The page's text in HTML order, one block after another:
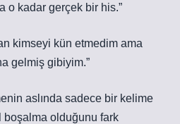
o kadar gerçek bir his.”
kimseyi kün etmedim ama
gelmiş gibiyim.”
aslında sadece bir kelime
olduğunu fark